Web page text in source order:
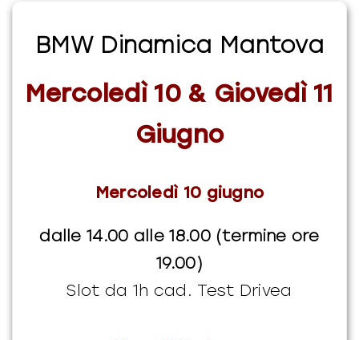
BMW Dinamica Mantova
Mercoledì 10 & Giovedì 11
Giugno
Mercoledì 10 giugno
dalle 14.00 alle 18.00 (termine ore
19.00)
Slot da 1h cad. Test Drivea